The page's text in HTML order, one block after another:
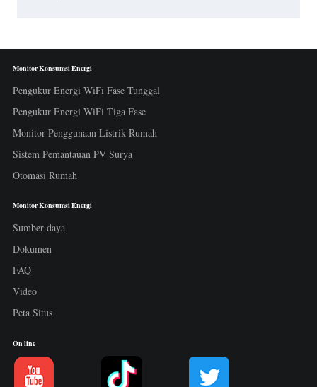
Monitor Konsumsi Energi
Pengukur Energi WiFi Fase Tunggal
Pengukur Energi WiFi Tiga Fase
Monitor Penggunaan Listrik Rumah
Sistem Pemantauan PV Surya
Otomasi Rumah
Monitor Konsumsi Energi
Sumber daya
Dokumen
FAQ
Video
Peta Situs
On line